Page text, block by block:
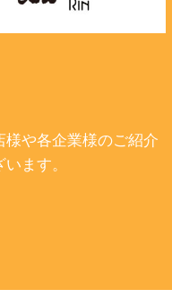
や各企業様のご紹介
ます。